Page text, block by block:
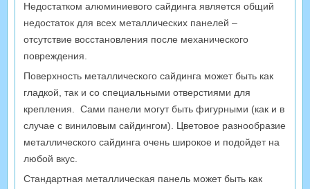
Недостатком алюминиевого сайдинга является общий
недостаток для всех металлических панелей –
отсутствие восстановления после механического
повреждения.
Поверхность металлического сайдинга может быть как
гладкой, так и со специальными отверстиями для
крепления. Сами панели могут быть фигурными (как и в
случае с виниловым сайдингом). Цветовое разнообразие
металлического сайдинга очень широкое и подойдет на
любой вкус.
Стандартная металлическая панель может быть как